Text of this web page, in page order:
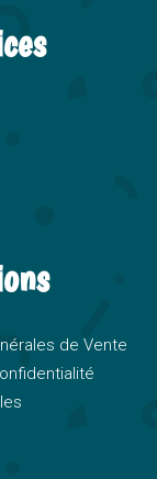
de Vente